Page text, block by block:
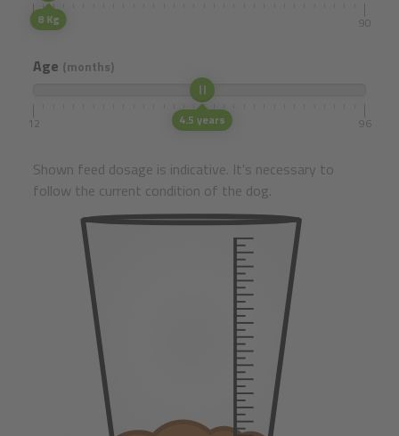
8 Kg
5 90
Age (months)
4.5 years
12 96
Shown feed dosage is indicative. It's necessary to
follow the current condition of the dog.